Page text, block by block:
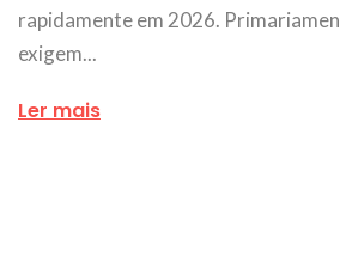
rapidamente em 2026.
exigem...
Ler mais